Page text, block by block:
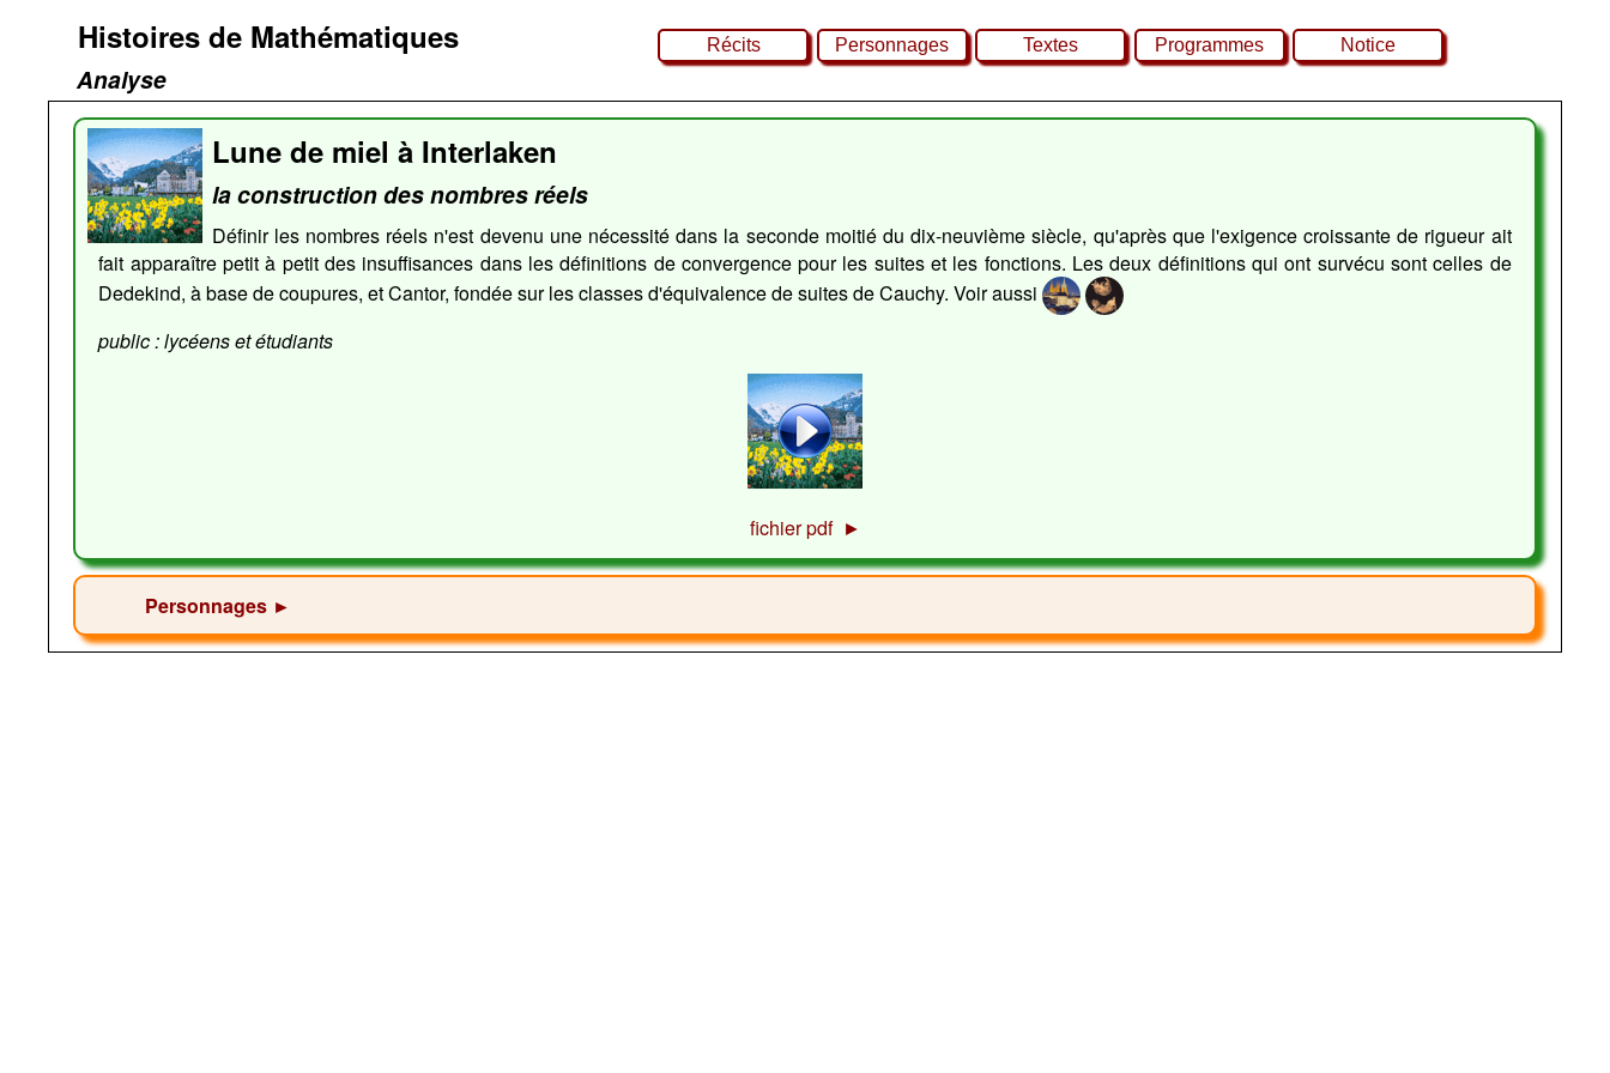
Histoires de Mathématiques
Analyse
Récits Personnages Textes Programmes Notice
Lune de miel à Interlaken
la construction des nombres réels
Définir les nombres réels n'est devenu une nécessité dans la seconde moitié du dix-neuvième siècle, qu'après que l'exigence croissante de rigueur ait
fait apparaître petit à petit des insuffisances dans les définitions de convergence pour les suites et les fonctions. Les deux définitions qui ont survécu sont celles de
Dedekind, à base de coupures, et Cantor, fondée sur les classes d'équivalence de suites de Cauchy. Voir aussi
public : lycéens et étudiants
fichier pdf ►
Personnages ►